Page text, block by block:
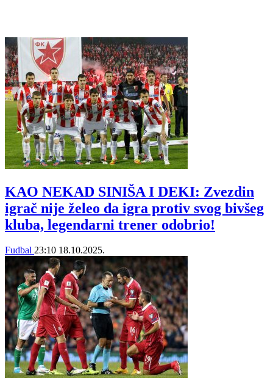
KAO NEKAD SINIŠA I DEKI: Zvezdin
igrač nije želeo da igra protiv svog bivšeg
kluba, legendarni trener odobrio!
Fudbal 23:10 18.10.2025.